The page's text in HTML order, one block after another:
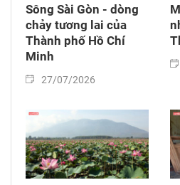
Sông Sài Gòn - dòng
chảy tương lai của
Thành phố Hồ Chí
Minh
27/07/2026